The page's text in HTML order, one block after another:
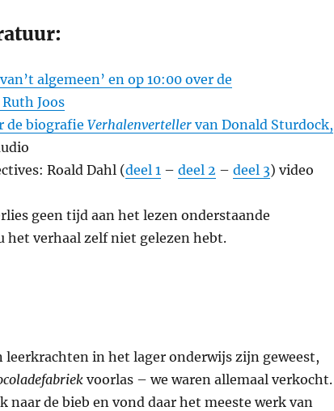
algemeen’ en op 10:00 over de
Joos
de biografie Verhalenvertellervan Donald Sturdock,
Roald Dahl (deel 1– deel 2 – deel 3) video
geen tijd aan het lezen onderstaande
het verhaal zelf niet gelezen hebt.
leerkrachten in het lager onderwijs zijn geweest,
voorlas – we waren allemaal verkocht.
naar de bieb en vond daar het meeste werk van